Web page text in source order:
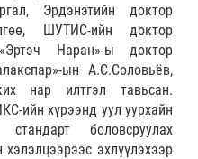
Эрдэнэтийн доктор
ШУТИС-ийн доктор
Наран»-ы доктор
ын А.С.Соловьёв,
нар илтгэл тавьсан.
ийн хүрээнд уул уурхайн
боловсруулах
эхлүүлэхээр